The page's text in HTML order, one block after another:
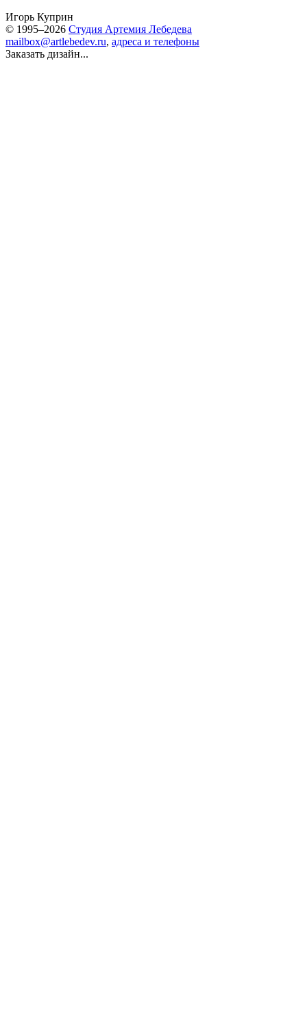
Игорь Куприн
© 1995–2026 Студия Артемия Лебедева
mailbox@artlebedev.ru, адреса и телефоны
Заказать дизайн...